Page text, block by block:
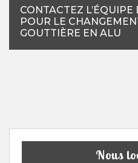
CONTACTEZ L’ÉQUIPE
POUR LE
GOUTTIÈRE EN ALU
Nous